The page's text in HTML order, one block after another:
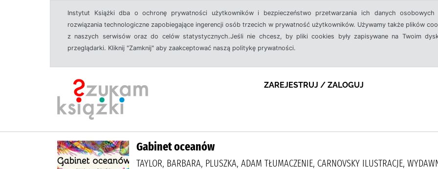
Instytut Książki dba o ochronę prywatności użytkowników i bezpieczeństwo przetwarzania ich danych
rozwiązania technologiczne zapobiegające ingerencji osób trzecich w prywatność użytkowników. Używamy także plików
z naszych serwisów oraz do celów statystycznych.Jeśli nie chcesz, by pliki cookies były zapisywane na Twoim
przeglądarki. Kliknij "Zamknij" aby zaakceptować naszą politykę prywatności.
ZAREJESTRUJ / ZALOGUJ
Gabinet oceanów
TAYLOR, BARBARA, PLUSZKA, ADAM TŁUMACZENIE, CARNOVSKY ILUSTRACJE,